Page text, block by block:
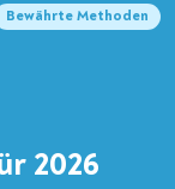
Bewährte Methoden
2026